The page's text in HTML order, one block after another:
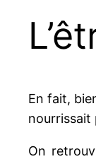
En fait,
nourrissait
On